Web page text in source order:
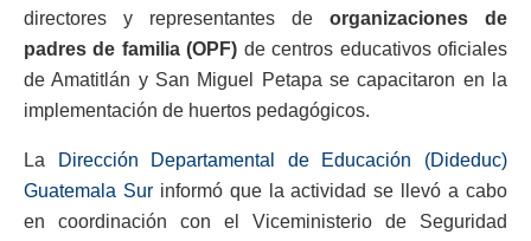
directores y representantes de organizaciones de
padres de familia (OPF) de centros educativos oficiales
de Amatitlán y San Miguel Petapa se capacitaron en la
implementación de huertos pedagógicos.
La
Dirección Departamental de Educación (Dideduc)
Guatemala Surinformó que la actividad se llevó a cabo
en coordinación con el Viceministerio de Seguridad